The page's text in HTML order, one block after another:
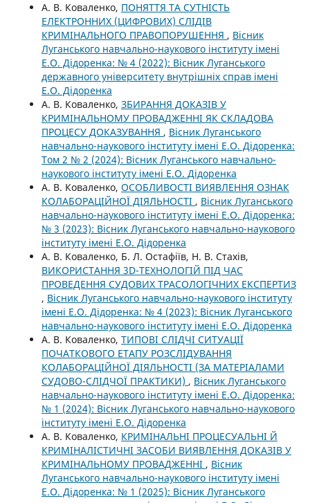
А. В. Коваленко, ПОНЯТТЯ ТА СУТНІСТЬ
ЕЛЕКТРОННИХ (ЦИФРОВИХ) СЛІДІВ
КРИМІНАЛЬНОГО ПРАВОПОРУШЕННЯ , Вісник
Луганського навчально-наукового інституту імені
Е.О. Дідоренка: № 4 (2022): Вісник Луганського
державного університету внутрішніх справ імені
Е.О. Дідоренка
А. В. Коваленко, ЗБИРАННЯ ДОКАЗІВ У
КРИМІНАЛЬНОМУ ПРОВАДЖЕННІ ЯК СКЛАДОВА
ПРОЦЕСУ ДОКАЗУВАННЯ , Вісник Луганського
навчально-наукового інституту імені Е.О. Дідоренка:
Том 2 № 2 (2024): Вісник Луганського навчально-
наукового інституту імені Е.О. Дідоренка
А. В. Коваленко, ОСОБЛИВОСТІ ВИЯВЛЕННЯ ОЗНАК
КОЛАБОРАЦІЙНОЇ ДІЯЛЬНОСТІ , Вісник Луганського
навчально-наукового інституту імені Е.О. Дідоренка:
№ 3 (2023): Вісник Луганського навчально-наукового
інституту імені Е.О. Дідоренка
А. В. Коваленко, Б. Л. Остафіїв, Н. В. Стахів,
ВИКОРИСТАННЯ 3D-ТЕХНОЛОГІЙ ПІД ЧАС
ПРОВЕДЕННЯ СУДОВИХ ТРАСОЛОГІЧНИХ ЕКСПЕРТИЗ
, Вісник Луганського навчально-наукового інституту
імені Е.О. Дідоренка: № 4 (2023): Вісник Луганського
навчально-наукового інституту імені Е.О. Дідоренка
А. В. Коваленко, ТИПОВІ СЛІДЧІ СИТУАЦІЇ
ПОЧАТКОВОГО ЕТАПУ РОЗСЛІДУВАННЯ
КОЛАБОРАЦІЙНОЇ ДІЯЛЬНОСТІ (ЗА МАТЕРІАЛАМИ
СУДОВО-СЛІДЧОЇ ПРАКТИКИ) , Вісник Луганського
навчально-наукового інституту імені Е.О. Дідоренка:
№ 1 (2024): Вісник Луганського навчально-наукового
інституту імені Е.О. Дідоренка
А. В. Коваленко, КРИМІНАЛЬНІ ПРОЦЕСУАЛЬНІ Й
КРИМІНАЛІСТИЧНІ ЗАСОБИ ВИЯВЛЕННЯ ДОКАЗІВ У
КРИМІНАЛЬНОМУ ПРОВАДЖЕННІ , Вісник
Луганського навчально-наукового інституту імені
Е.О. Дідоренка: № 1 (2025): Вісник Луганського